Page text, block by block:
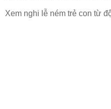
Xem nghi lễ ném trẻ con từ